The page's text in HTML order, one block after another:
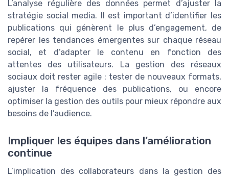
L’analyse régulière des données permet d’ajuster la
stratégie social media. Il est important d’identifier les
publications qui génèrent le plus d’engagement, de
repérer les tendances émergentes sur chaque réseau
social, et d’adapter le contenu en fonction des
attentes des utilisateurs. La gestion des réseaux
sociaux doit rester agile : tester de nouveaux formats,
ajuster la fréquence des publications, ou encore
optimiser la gestion des outils pour mieux répondre aux
besoins de l’audience.
Impliquer les équipes dans l’amélioration
continue
L’implication des collaborateurs dans la gestion des